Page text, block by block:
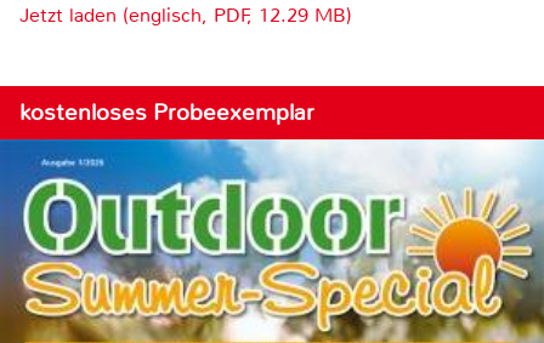
Jetzt laden (englisch, PDF, 12.29 MB)
kostenloses Probeexemplar